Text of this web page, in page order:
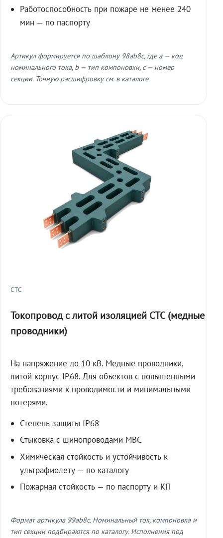
Работоспособность при пожаре не менее 240
мин — по паспорту
Артикул формируется по шаблону 98ab8c, где a — код
номинального тока, b — тип компоновки, c — номер
секции. Точную расшифровку см. в каталоге.
СТС
Токопровод с литой изоляцией СТС (медные
проводники)
На напряжение до 10 кВ. Медные проводники,
литой корпус IP68. Для объектов с повышенными
требованиями к проводимости и минимальными
потерями.
Степень защиты IP68
Стыковка с шинопроводами МВС
Химическая стойкость и устойчивость к
ультрафиолету — по каталогу
Пожарная стойкость — по паспорту и КП
Формат артикула 99ab8c. Номинальный ток, компоновка и
тип секции подбираются по каталогу. Исполнения под